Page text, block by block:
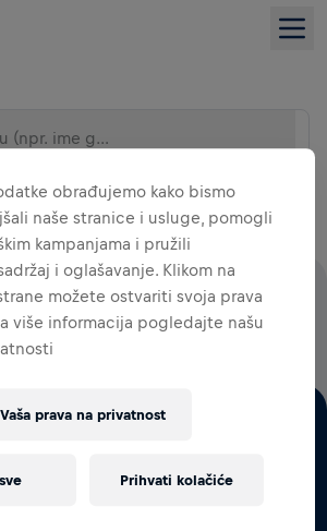
(npr. ime grada)
DONACIJA BIT ĆE UTROŠENO NA
OZLJEDA LEĐNE MOŽDINE.
obrađujemo kako bismo
naše stranice i usluge, pomogli
kampanjama i pružili
i oglašavanje. Klikom na
možete ostvariti svoja prava
više informacija pogledajte našu
Vaša prava na privatnost
Prihvati kolačiće